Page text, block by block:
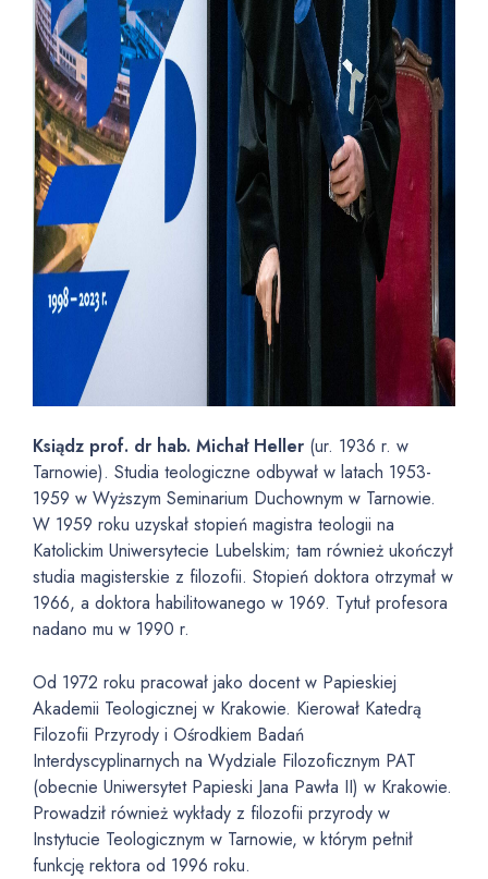
Ksiądz prof. dr hab. Michał Heller (ur. 1936 r. w
Tarnowie). Studia teologiczne odbywał w latach 1953-
1959 w Wyższym Seminarium Duchownym w Tarnowie.
W 1959 roku uzyskał stopień magistra teologii na
Katolickim Uniwersytecie Lubelskim; tam również ukończył
studia magisterskie z filozofii. Stopień doktora otrzymał w
1966, a doktora habilitowanego w 1969. Tytuł profesora
nadano mu w 1990 r.
Od 1972 roku pracował jako docent w Papieskiej
Akademii Teologicznej w Krakowie. Kierował Katedrą
Filozofii Przyrody i Ośrodkiem Badań
Interdyscyplinarnych na Wydziale Filozoficznym PAT
(obecnie Uniwersytet Papieski Jana Pawła II) w Krakowie.
Prowadził również wykłady z filozofii przyrody w
Instytucie Teologicznym w Tarnowie, w którym pełnił
funkcję rektora od 1996 roku.